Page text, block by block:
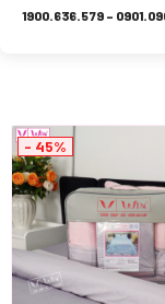
1900.636.579 –
- 45%